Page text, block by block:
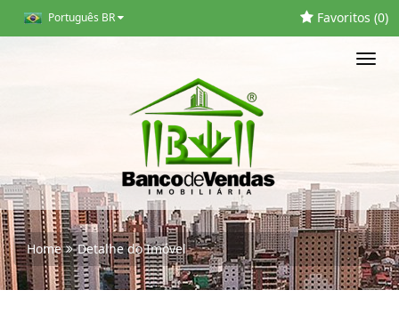
Português BR Favoritos (0)
Home Detalhe do Imóvel